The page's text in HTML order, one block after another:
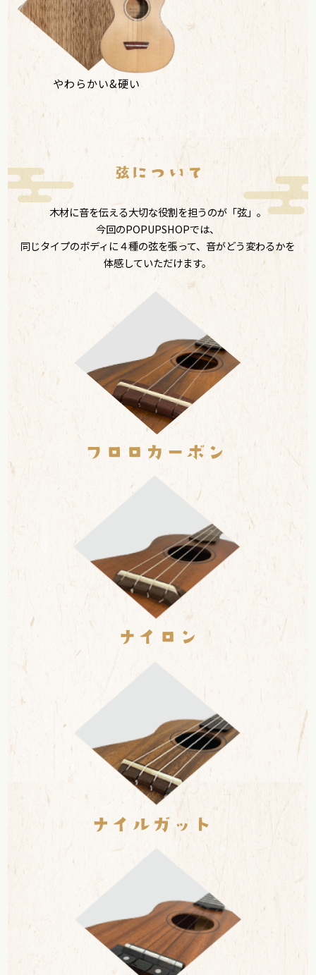
やわらかい&硬い
木材に音を伝える大切な役割を担うのが「弦」。
今回のPOPUPSHOPでは、
同じタイプのボディに４種の弦を張って、音がどう変わるかを
体感していただけます。